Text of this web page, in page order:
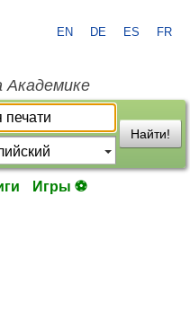
EN DE ES FR
Академике
Найти!
Игры ⚽